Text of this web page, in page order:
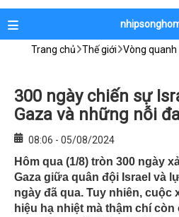
Trang chủ Thế giới Vòng quanh
300 ngày chiến sự
Gaza và những nỗi
08:06 - 05/08/2024
Hôm qua (1/8) tròn 300 ngày
Gaza giữa quân đội Israel và
ngày đã qua. Tuy nhiên, cuộc
hiệu hạ nhiệt mà thậm chí